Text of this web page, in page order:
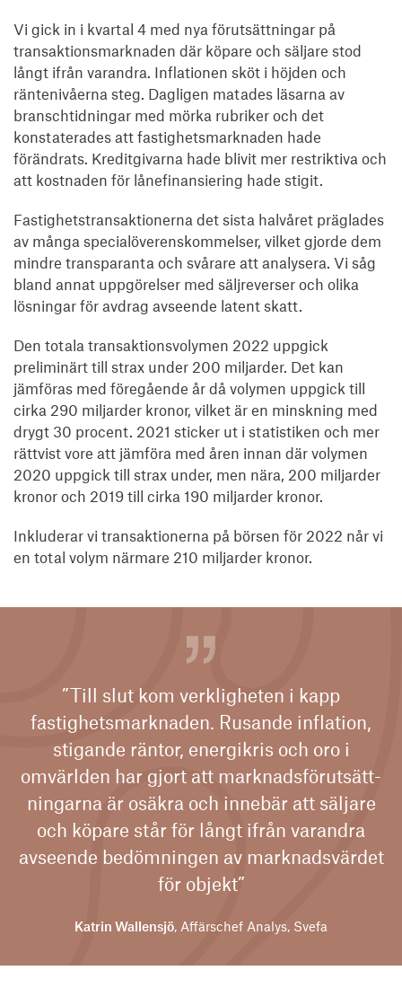
Vi gick in i kvartal 4 med nya förutsättningar på
transaktionsmarknaden där köpare och säljare stod
långt ifrån varandra. Inflationen sköt i höjden och
räntenivåerna steg. Dagligen matades läsarna av
branschtidningar med mörka rubriker och det
konstaterades att fastighetsmarknaden hade
förändrats. Kreditgivarna hade blivit mer restriktiva och
att kostnaden för lånefinansiering hade stigit.
Fastighetstransaktionerna det sista halvåret präglades
av många specialöverenskommelser, vilket gjorde dem
mindre transparanta och svårare att analysera. Vi såg
bland annat uppgörelser med säljreverser och olika
lösningar för avdrag avseende latent skatt.
Den totala transaktionsvolymen 2022 uppgick
preliminärt till strax under 200 miljarder. Det kan
jämföras med föregående år då volymen uppgick till
cirka 290 miljarder kronor, vilket är en minskning med
drygt 30 procent. 2021 sticker ut i statistiken och mer
rättvist vore att jämföra med åren innan där volymen
2020 uppgick till strax under, men nära, 200 miljarder
kronor och 2019 till cirka 190 miljarder kronor.
Inkluderar vi transaktionerna på börsen för 2022 når vi
en total volym närmare 210 miljarder kronor.
”Till slut kom verkligheten i kapp
fastighetsmarknaden. Rusande inflation,
stigande räntor, energikris och oro i
omvärlden har gjort att marknadsförutsätt-
ningarna är osäkra och innebär att säljare
och köpare står för långt ifrån varandra
avseende bedömningen av marknadsvärdet
för objekt”
Katrin Wallensjö, Affärschef Analys, Svefa